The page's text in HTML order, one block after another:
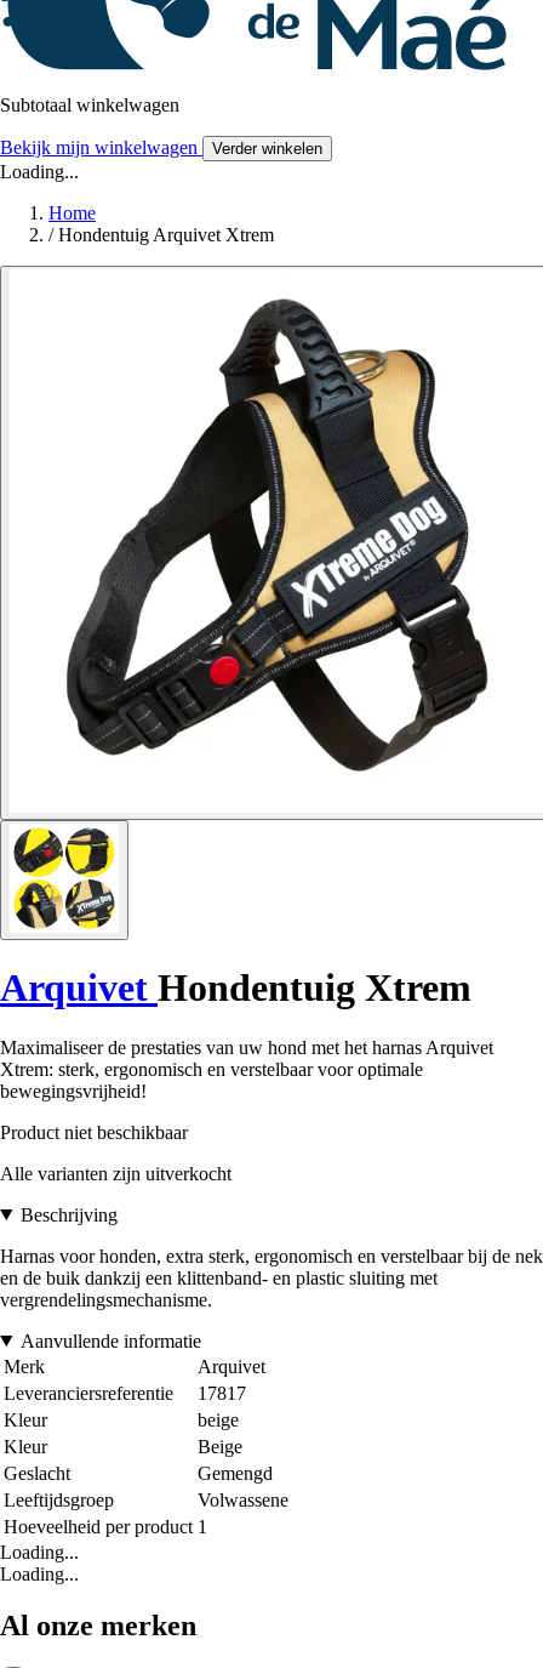
Subtotaal winkelwagen
Bekijk mijn winkelwagen Verder winkelen
Loading...
Home
/ Hondentuig Arquivet Xtrem
Arquivet Hondentuig Xtrem
Maximaliseer de prestaties van uw hond met het harnas Arquivet
Xtrem: sterk, ergonomisch en verstelbaar voor optimale
bewegingsvrijheid!
Product niet beschikbaar
Alle varianten zijn uitverkocht
Beschrijving
Harnas voor honden, extra sterk, ergonomisch en verstelbaar bij de nek
en de buik dankzij een klittenband- en plastic sluiting met
vergrendelingsmechanisme.
Aanvullende informatie
Merk
Arquivet
Leveranciersreferentie
17817
Kleur
beige
Kleur
Beige
Geslacht
Gemengd
Leeftijdsgroep
Volwassene
Hoeveelheid per product 1
Loading...
Loading...
Al onze merken